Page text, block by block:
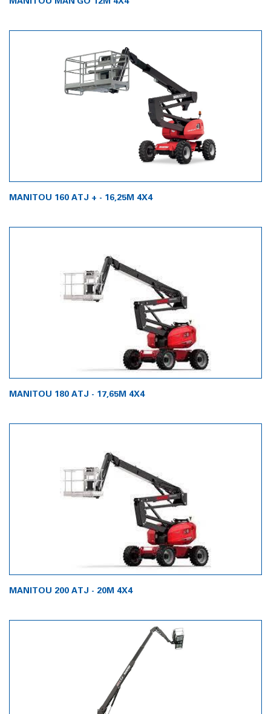
MANITOU 160 ATJ + - 16,25M 4X4
MANITOU 180 ATJ - 17,65M 4X4
MANITOU 200 ATJ - 20M 4X4